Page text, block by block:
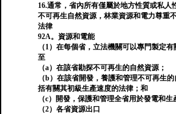
16.通常，省內所有僅屬於地方性質或私人
不可再生自然資源，林業資源和電力尊重
法律
92A。資源和電能
（1）在每個省，立法機關可以專門製定有
至
（a）在該省勘探不可再生的自然資源；
（b）在該省開發，養護和管理不可再生
括有關其初級生產速度的法律；和
（c）開發，保護和管理全省用於發電和生
（2）各省資源出口